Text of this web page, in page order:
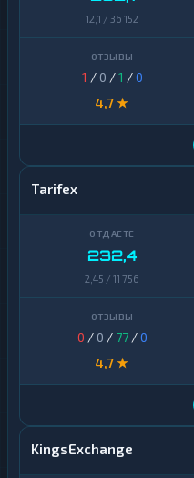
12,1 / 36 152
1 / 0 /1 /0
4,7 ★
Tarifex
232,4
2,45 / 11 756
0 / 0 / 77/0
4,7 ★
KingsExchange